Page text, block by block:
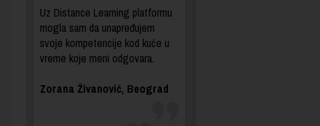
Uz Distance Learning platformu
mogla sam da unapređujem
svoje kompetencije kod kuće u
vreme koje meni odgovara.
Zorana Živanović, Beograd